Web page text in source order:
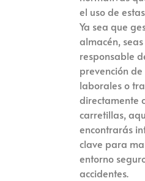
el uso de
Ya sea que
almacén, seas
responsable
prevención
laborales o
directamente
carretillas,
encontrarás
clave para
entorno
accidentes.